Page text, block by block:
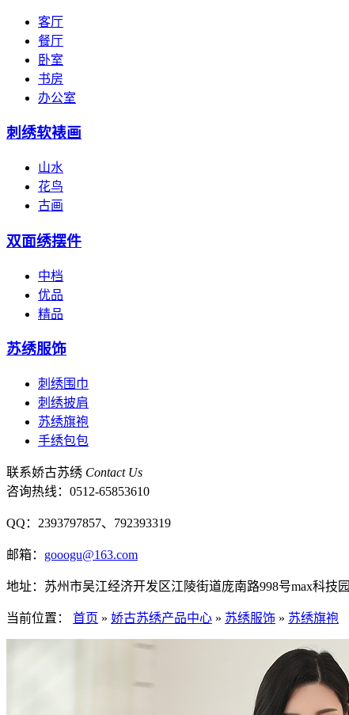
客厅
餐厅
卧室
书房
办公室
刺绣软裱画
山水
花鸟
古画
双面绣摆件
中档
优品
精品
苏绣服饰
刺绣围巾
刺绣披肩
苏绣旗袍
手绣包包
联系娇古苏绣 Contact Us
咨询热线： 0512-65853610
QQ：2393797857、792393319
邮箱： gooogu@163.com
地址：苏州市吴江经济开发区江陵街道庞南路998号max科技园
当前位置： 首页 » 娇古苏绣产品中心 » 苏绣服饰 » 苏绣旗袍